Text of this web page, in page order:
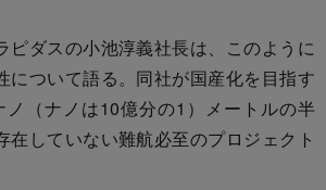
ダスの小池淳義社長は、このように
について語る。同社が国産化を目指す
（ナノは10億分の1）メートルの半
在していない難航必至のプロジェクト